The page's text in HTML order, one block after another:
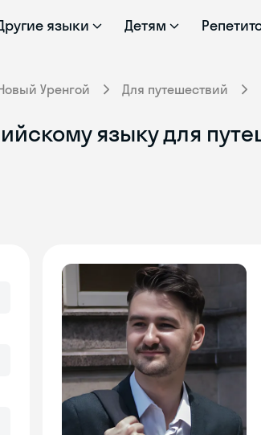
языки Детям
Уренгой Для путешествий
языку для